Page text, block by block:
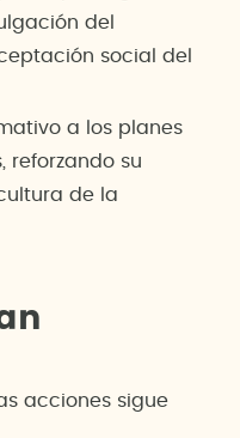
del
social del
a los planes
reforzando su
de la
acciones sigue